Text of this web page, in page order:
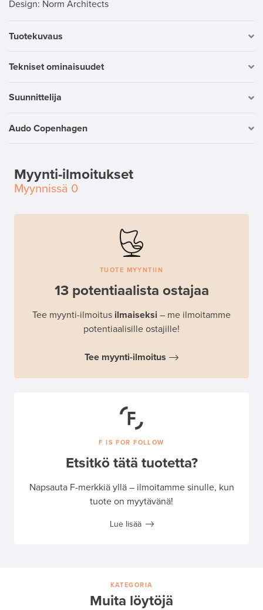
Design: Norm Architects
Tuotekuvaus
Tekniset ominaisuudet
Suunnittelija
Audo Copenhagen
Myynti-ilmoitukset
Myynnissä 0
TUOTE MYYNTIIN
13 potentiaalista ostajaa
Tee myynti-ilmoitus ilmaiseksi – me ilmoitamme
potentiaalisille ostajille!
Tee myynti-ilmoitus
F IS FOR FOLLOW
Etsitkö tätä tuotetta?
Napsauta F-merkkiä yllä – ilmoitamme sinulle, kun
tuote on myytävänä!
Lue lisää
KATEGORIA
Muita löytöjä